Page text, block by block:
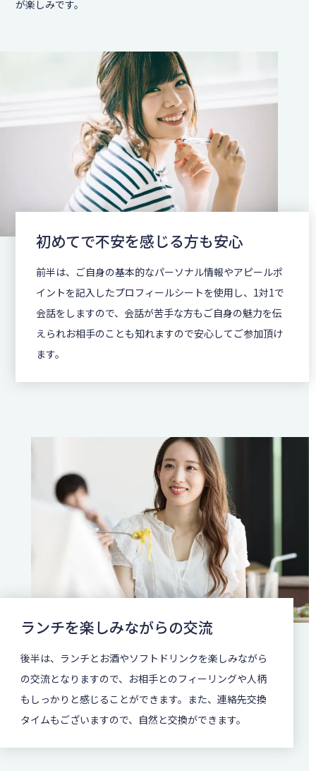
が楽しみです。
初めてで不安を感じる方も安心
前半は、ご自身の基本的なパーソナル情報やアピールポ
イントを記入したプロフィールシートを使用し、1対1で
会話をしますので、会話が苦手な方もご自身の魅力を伝
えられお相手のことも知れますので安心してご参加頂け
ます。
ランチを楽しみながらの交流
後半は、ランチとお酒やソフトドリンクを楽しみながら
の交流となりますので、お相手とのフィーリングや人柄
もしっかりと感じることができます。また、連絡先交換
タイムもございますので、自然と交換ができます。